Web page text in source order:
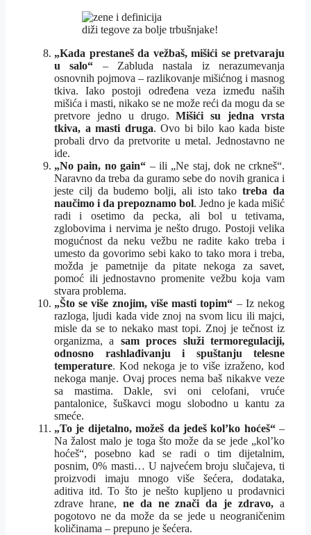
diži tegove za bolje trbušnjake!
„Kada prestaneš da vežbaš, mišići se pretvaraju
u salo“ – Zabluda nastala iz nerazumevanja
osnovnih pojmova – razlikovanje mišićnog i masnog
tkiva. Iako postoji određena veza između naših
mišića i masti, nikako se ne može reći da mogu da se
pretvore jedno u drugo.Mišići su jedna vrsta
tkiva, a masti druga. Ovo bi bilo kao kada biste
probali drvo da pretvorite u metal. Jednostavno ne
ide.
„No pain, no gain“ – ili „Ne staj, dok ne crkneš“.
Naravno da treba da guramo sebe do novih granica i
jeste cilj da budemo bolji, ali isto takotreba da
naučimo i da prepoznamo bol. Jedno je kada mišić
radi i osetimo da pecka, ali bol u tetivama,
zglobovima i nervima je nešto drugo. Postoji velika
mogućnost da neku vežbu ne radite kako treba i
umesto da govorimo sebi kako to tako mora i treba,
možda je pametnije da pitate nekoga za savet,
pomoć ili jednostavno promenite vežbu koja vam
stvara problema.
„Što se više znojim, više masti topim“ – Iz nekog
razloga, ljudi kada vide znoj na svom licu ili majci,
misle da se to nekako mast topi. Znoj je tečnost iz
organizma, a sam proces služi termoregulaciji,
odnosno rashlađivanju i spuštanju telesne
temperature. Kod nekoga je to više izraženo, kod
nekoga manje. Ovaj proces nema baš nikakve veze
sa mastima. Dakle, svi oni celofani, vruće
pantalonice, šuškavci mogu slobodno u kantu za
smeće.
„To je dijetalno, možeš da jedeš kol’ko hoćeš“–
Na žalost malo je toga što može da se jede „kol’ko
hoćeš“, posebno kad se radi o tim dijetalnim,
posnim, 0% masti… U najvećem broju slučajeva, ti
proizvodi imaju mnogo više šećera, dodataka,
aditiva itd. To što je nešto kupljeno u prodavnici
zdrave hrane, ne da ne znači da je zdravo, a
pogotovo ne da može da se jede u neograničenim
količinama – prepuno je šećera.